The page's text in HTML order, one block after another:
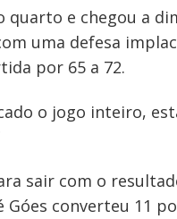
quarto e chegou a
uma defesa
por 65 a 72.
o jogo inteiro,
sair com o
converteu 11